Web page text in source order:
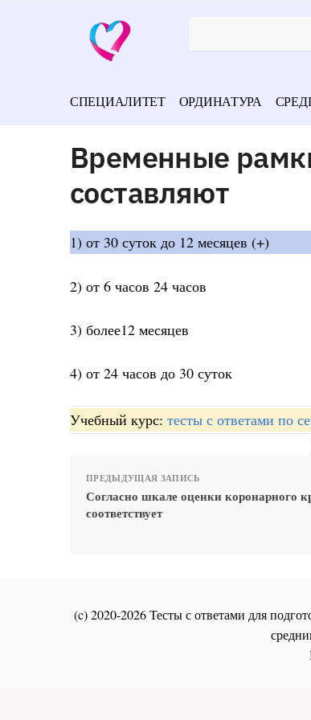
СПЕЦИАЛИТЕТ ОРДИНАТУРА
Временные
составляют
1) от 30 суток до 12 месяцев (+)
2) от 6 часов 24 часов
3) более12 месяцев
4) от 24 часов до 30 суток
Учебный курс: тесты с ответами по
ПРЕДЫДУЩАЯ ЗАПИСЬ
Согласно шкале оценки коронарного
соответствует
(c) 2020-2026 Тесты с ответами для